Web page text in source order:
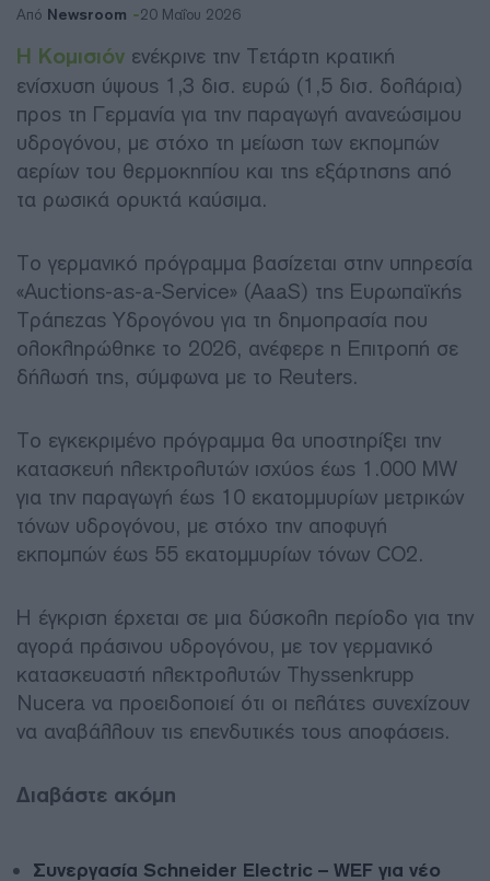
Από Newsroom 20 Μαΐου 2026
Η Κομισιόν ενέκρινε την Τετάρτη κρατική
ενίσχυση ύψους 1,3 δισ. ευρώ (1,5 δισ. δολάρια)
προς τη Γερμανία για την παραγωγή ανανεώσιμου
υδρογόνου, με στόχο τη μείωση των εκπομπών
αερίων του θερμοκηπίου και της εξάρτησης από
τα ρωσικά ορυκτά καύσιμα.
Το γερμανικό πρόγραμμα βασίζεται στην υπηρεσία
«Auctions-as-a-Service» (AaaS) της Ευρωπαϊκής
Τράπεζας Υδρογόνου για τη δημοπρασία που
ολοκληρώθηκε το 2026, ανέφερε η Επιτροπή σε
δήλωσή της, σύμφωνα με το Reuters.
Το εγκεκριμένο πρόγραμμα θα υποστηρίξει την
κατασκευή ηλεκτρολυτών ισχύος έως 1.000 MW
για την παραγωγή έως 10 εκατομμυρίων μετρικών
τόνων υδρογόνου, με στόχο την αποφυγή
εκπομπών έως 55 εκατομμυρίων τόνων CO2.
Η έγκριση έρχεται σε μια δύσκολη περίοδο για την
αγορά πράσινου υδρογόνου, με τον γερμανικό
κατασκευαστή ηλεκτρολυτών Thyssenkrupp
Nucera να προειδοποιεί ότι οι πελάτες συνεχίζουν
να αναβάλλουν τις επενδυτικές τους αποφάσεις.
Διαβάστε ακόμη
Συνεργασία Schneider Electric – WEF για νέο